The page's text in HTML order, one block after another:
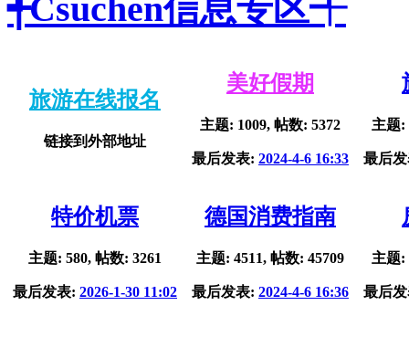
╃Csuchen信息专区╃
旅游在线报名
链接到外部地址
美好假期
主题: 1009, 帖数: 5372
最后发表: 2024-4-6 16:33
主题:
最后
特价机票
主题: 580, 帖数: 3261
最后发表: 2026-1-30 11:02
德国消费指南
主题: 4511, 帖数: 45709
最后发表: 2024-4-6 16:36
主题:
最后